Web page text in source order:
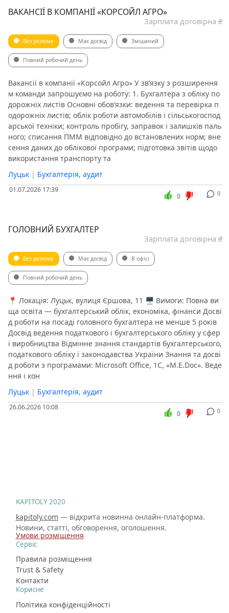
ВАКАНСІЇ В КОМПАНІЇ «КОРСОЙЛ АГРО»
Зарплата договірна ₴
Без резюме Має досвід Змішаний
Повний робочий день
Вакансії в компанії «Корсойл Агро» У зв’язку з розширення
м команди запрошуємо на роботу: 1. Бухгалтера з обліку по
дорожніх листів Основні обов’язки: ведення та перевірка п
одорожніх листів; облік роботи автомобілів і сільськогоспод
арської техніки; контроль пробігу, заправок і залишків паль
ного; списання ПММ відповідно до встановлених норм; вне
сення даних до облікової програми; підготовка звітів щодо
використання транспорту та
Луцьк | Бухгалтерія, аудит
01.07.2026 17:39 0
0
ГОЛОВНИЙ БУХГАЛТЕР
Зарплата договірна ₴
Без резюме Має досвід В офісі
Повний робочий день
📍 Локація: Луцьк, вулиця Єршова, 11 🖥 Вимоги: Повна ви
ща освіта — бухгалтерський облік, економіка, фінанси Досві
д роботи на посаді головного бухгалтера не менше 5 років
Досвід ведення податкового і бухгалтерського обліку у сфер
і виробництва Відмінне знання стандартів бухгалтерського,
податкового обліку і законодавства України Знання та досві
д роботи з програмами: Microsoft Office, 1С, «М.Е.Doc». Веде
ння і кон
Луцьк | Бухгалтерія, аудит
26.06.2026 10:08 0
0
KAPITOLY 2020
kapitoly.com — відкрита новинна онлайн-платформа.
Новини, статті, обговорення, оголошення.
Умови розміщення
Сервіс
Правила розміщення
Trust & Safety
Контакти
Корисне
Політика конфіденційності